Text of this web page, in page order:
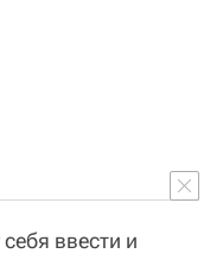
ввести и